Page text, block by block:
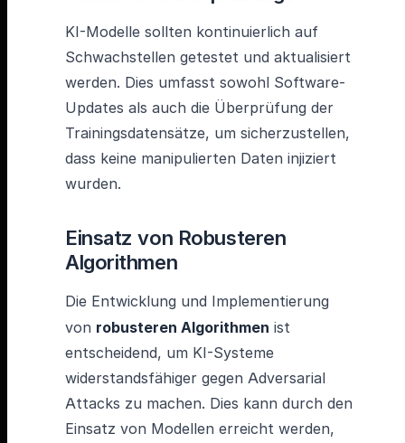
KI-Modelle sollten kontinuierlich auf
Schwachstellen getestet und aktualisiert
werden. Dies umfasst sowohl Software-
Updates als auch die Überprüfung der
Trainingsdatensätze, um sicherzustellen,
dass keine manipulierten Daten injiziert
wurden.
Einsatz von Robusteren
Algorithmen
Die Entwicklung und Implementierung
von robusteren Algorithmen ist
entscheidend, um KI-Systeme
widerstandsfähiger gegen Adversarial
Attacks zu machen. Dies kann durch den
Einsatz von Modellen erreicht werden,